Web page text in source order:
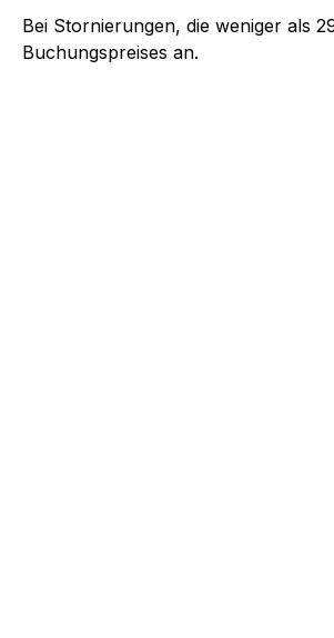
Bei Stornierungen, die weniger als
Buchungspreises an.